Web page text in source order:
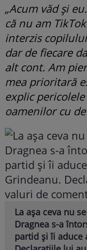
„Acum văd și
că nu am
interzis
dar de fiecare
alt cont. Am
mea prioritară
explic
oamenilor cu
La așa ceva nu
Dragnea s-a
partid și îi aduce